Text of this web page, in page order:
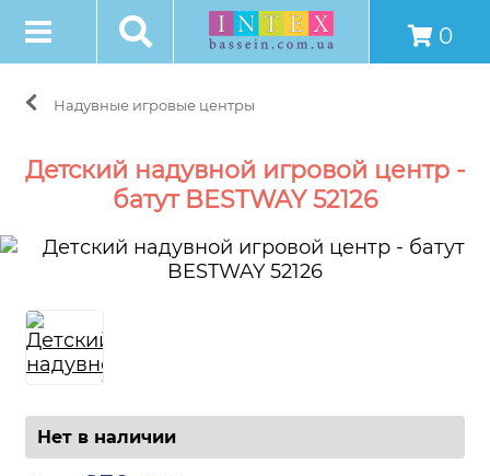
0
Надувные игровые центры
Детский надувной игровой центр -
батут BESTWAY 52126
Нет в наличии